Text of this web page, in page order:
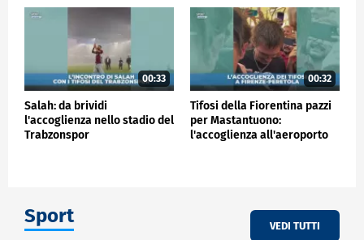
00:33
Salah: da brividi
l'accoglienza nello stadio del
Trabzonspor
00:32
Tifosi della Fiorentina pazzi
per Mastantuono:
l'accoglienza all'aeroporto
Sport VEDI TUTTI